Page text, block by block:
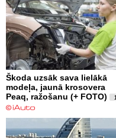
Škoda uzsāk sava lielākā
modeļa, jaunā krosovera
Peaq, ražošanu (+ FOTO)
1